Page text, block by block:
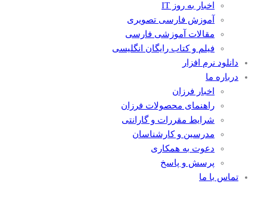
اخبار به روز IT
آموزش فارسی تصویری
مقالات آموزشی فارسی
فیلم و کتاب رایگان انگلیسی
دانلود نرم افزار
درباره ما
اخبار فرزان
راهنمای محصولات فرزان
شرایط مقررات و گارانتی
مدرسین و کارشناسان
دعوت به همکاری
پرسش و پاسخ
تماس با ما